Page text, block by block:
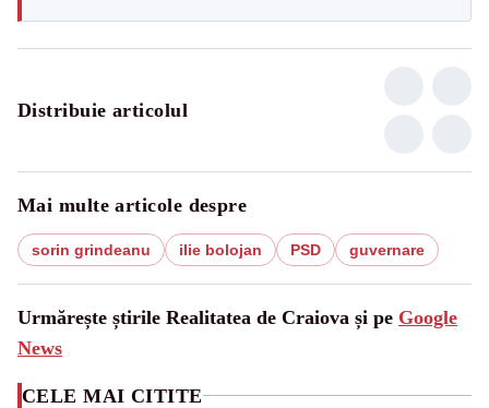
Distribuie articolul
Mai multe articole despre
sorin grindeanu ilie bolojan PSD guvernare
Urmărește știrile Realitatea de Craiova și pe Google
News
CELE MAI CITITE